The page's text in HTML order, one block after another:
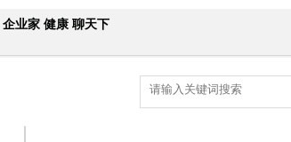
企业家 健康 聊天下